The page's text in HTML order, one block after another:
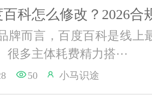
牌而言，百度百科是线上
很多主体耗费精力搭···
50 小马识途